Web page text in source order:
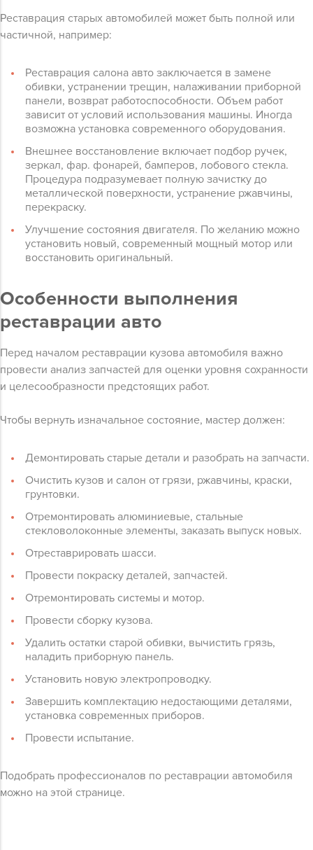
Реставрация старых автомобилей может быть полной или
частичной, например:
Реставрация салона авто заключается в замене
обивки, устранении трещин, налаживании приборной
панели, возврат работоспособности. Объем работ
зависит от условий использования машины. Иногда
возможна установка современного оборудования.
Внешнее восстановление включает подбор ручек,
зеркал, фар. фонарей, бамперов, лобового стекла.
Процедура подразумевает полную зачистку до
металлической поверхности, устранение ржавчины,
перекраску.
Улучшение состояния двигателя. По желанию можно
установить новый, современный мощный мотор или
восстановить оригинальный.
Особенности выполнения
реставрации авто
Перед началом реставрации кузова автомобиля важно
провести анализ запчастей для оценки уровня сохранности
и целесообразности предстоящих работ.
Чтобы вернуть изначальное состояние, мастер должен:
Демонтировать старые детали и разобрать на запчасти.
Очистить кузов и салон от грязи, ржавчины, краски,
грунтовки.
Отремонтировать алюминиевые, стальные
стекловолоконные элементы, заказать выпуск новых.
Отреставрировать шасси.
Провести покраску деталей, запчастей.
Отремонтировать системы и мотор.
Провести сборку кузова.
Удалить остатки старой обивки, вычистить грязь,
наладить приборную панель.
Установить новую электропроводку.
Завершить комплектацию недостающими деталями,
установка современных приборов.
Провести испытание.
Подобрать профессионалов по реставрации автомобиля
можно на этой странице.